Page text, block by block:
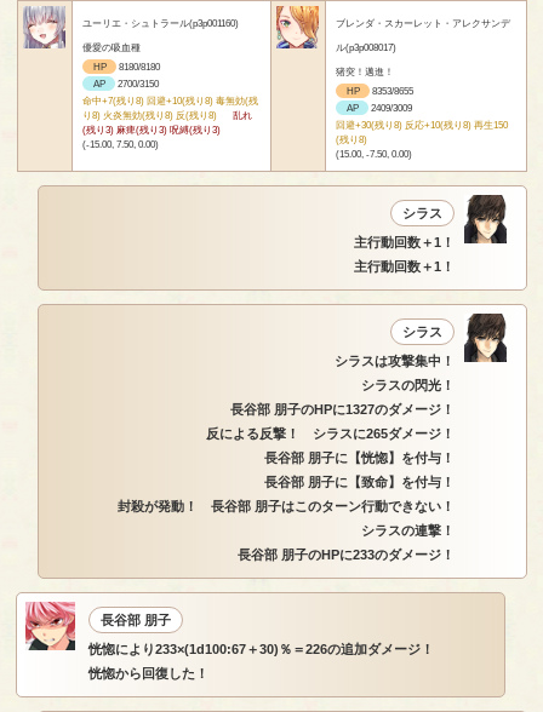
ユーリエ・シュトラール(p3p001160)
優愛の吸血種
HP
8180/8180
AP
2700/3150
命中+7(残り8) 回避+10(残り8) 毒無効(残
り8) 火炎無効(残り8) 反(残り8)
乱れ
(残り3) 麻痺(残り3) 呪縛(残り3)
(-15.00, 7.50, 0.00)
ブレンダ・スカーレット・アレクサンデ
ル(p3p008017)
猪突！邁進！
HP
8353/8655
AP
2409/3009
回避+30(残り8) 反応+10(残り8) 再生150
(残り8)
(15.00, -7.50, 0.00)
シラス
主行動回数＋1！
主行動回数＋1！
シラス
シラスは攻撃集中！
シラスの閃光！
長谷部 朋子のHPに1327のダメージ！
反による反撃！ シラスに265ダメージ！
長谷部 朋子に【恍惚】を付与！
長谷部 朋子に【致命】を付与！
封殺が発動！ 長谷部 朋子はこのターン行動できない！
シラスの連撃！
長谷部 朋子のHPに233のダメージ！
長谷部 朋子
恍惚により233×(1d100:67＋30)％＝226の追加ダメージ！
恍惚から回復した！